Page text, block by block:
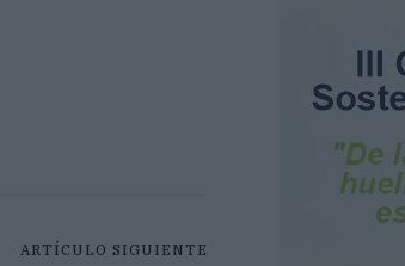
ARTÍCULO SIGUIENTE